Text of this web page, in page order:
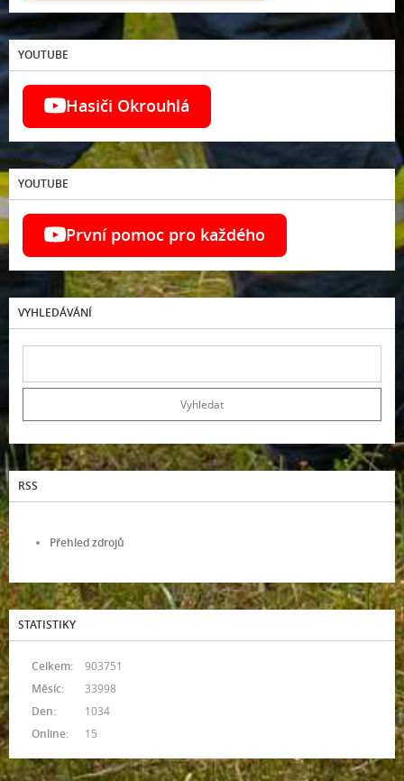
YOUTUBE
Hasiči Okrouhlá
YOUTUBE
První pomoc pro každého
VYHLEDÁVÁNÍ
RSS
Přehled zdrojů
STATISTIKY
Online: 15
Celkem:
903751
Měsíc:
33998
Den:
1034